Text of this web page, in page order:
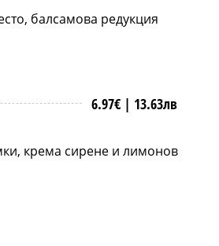
балсамова редукция
6.97€ | 13.63лв
крема сирене и лимонов